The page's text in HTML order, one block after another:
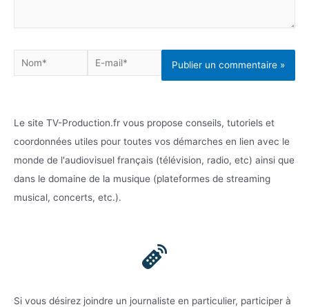
Nom*
E-
mail*
Le site TV-Production.fr vous propose conseils, tutoriels et
coordonnées utiles pour toutes vos démarches en lien avec le
monde de l'audiovisuel français (télévision, radio, etc) ainsi que
dans le domaine de la musique (plateformes de streaming
musical, concerts, etc.).
Si vous désirez joindre un journaliste en particulier, participer à